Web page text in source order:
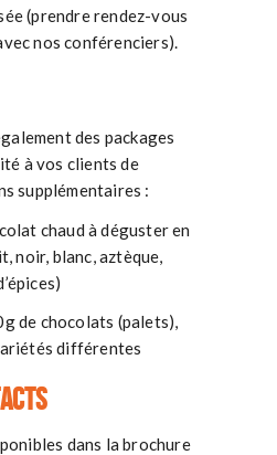
(prendre rendez-vous
nos conférenciers).
des packages
à vos clients de
supplémentaires :
chaud à déguster en
noir, blanc, aztèque,
de chocolats (palets),
différentes
dans la brochure